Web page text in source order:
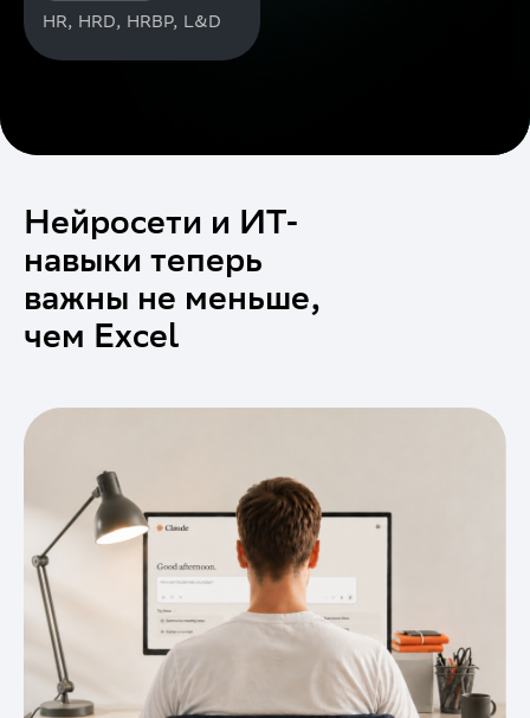
HR, HRD, HRBP, L&D
Нейросети и ИТ-
навыки теперь
важны не меньше,
чем Excel